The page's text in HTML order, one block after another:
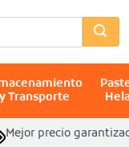
y Transporte
Mejor precio